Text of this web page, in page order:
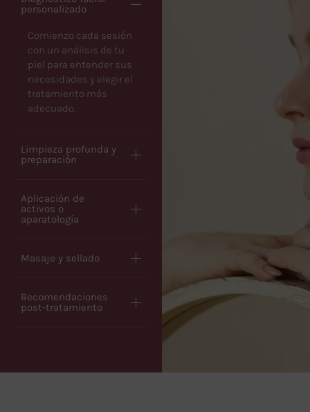
personalizado
Comienzo cada sesión
con un análisis de tu
piel para entender sus
necesidades y elegir el
tratamiento más
adecuado.
Limpieza profunda y
preparación
Aplicación de
activos o
aparatología
Masaje y sellado
Recomendaciones
post-tratamiento